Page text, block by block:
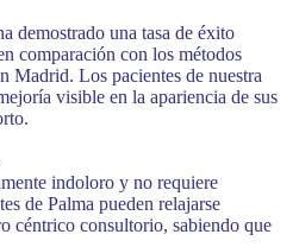
demostrado una tasa de éxito
comparación con los métodos
Madrid. Los pacientes de nuestra
visible en la apariencia de sus
indoloro y no requiere
de Palma pueden relajarse
céntrico consultorio, sabiendo que